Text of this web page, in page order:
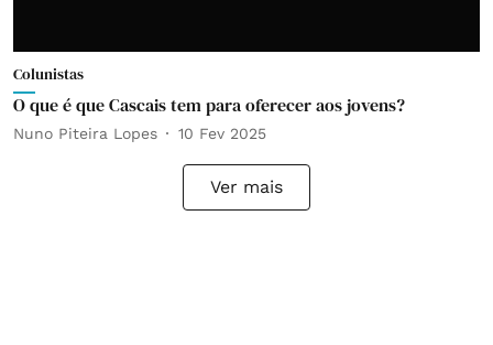
Colunistas
O que é que Cascais tem para oferecer aos jovens?
Nuno Piteira Lopes 10 Fev 2025
Ver mais